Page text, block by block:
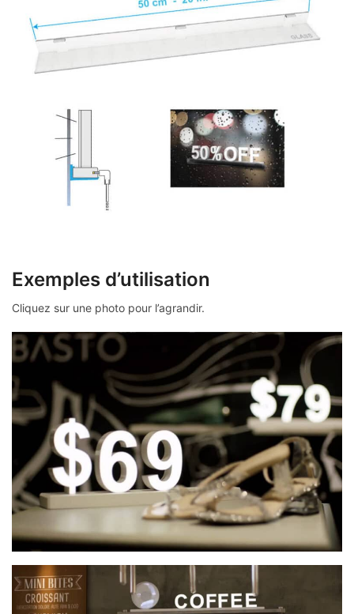
Exemples d’utilisation
Cliquez sur une photo pour l’agrandir.